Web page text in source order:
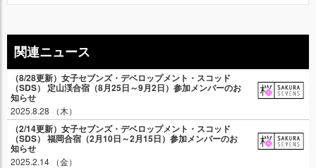
関連ニュース
（8/28更新）女子セブンズ・デベロップメント・スコッド
（SDS） 定山渓合宿（8月25日～9月2日）参加メンバーのお
知らせ
2025.8.28 （木）
（2/14更新）女子セブンズ・デベロップメント・スコッド
（SDS） 福岡合宿（2月10日～2月15日）参加メンバーのお
知らせ
2025.2.14 （金）